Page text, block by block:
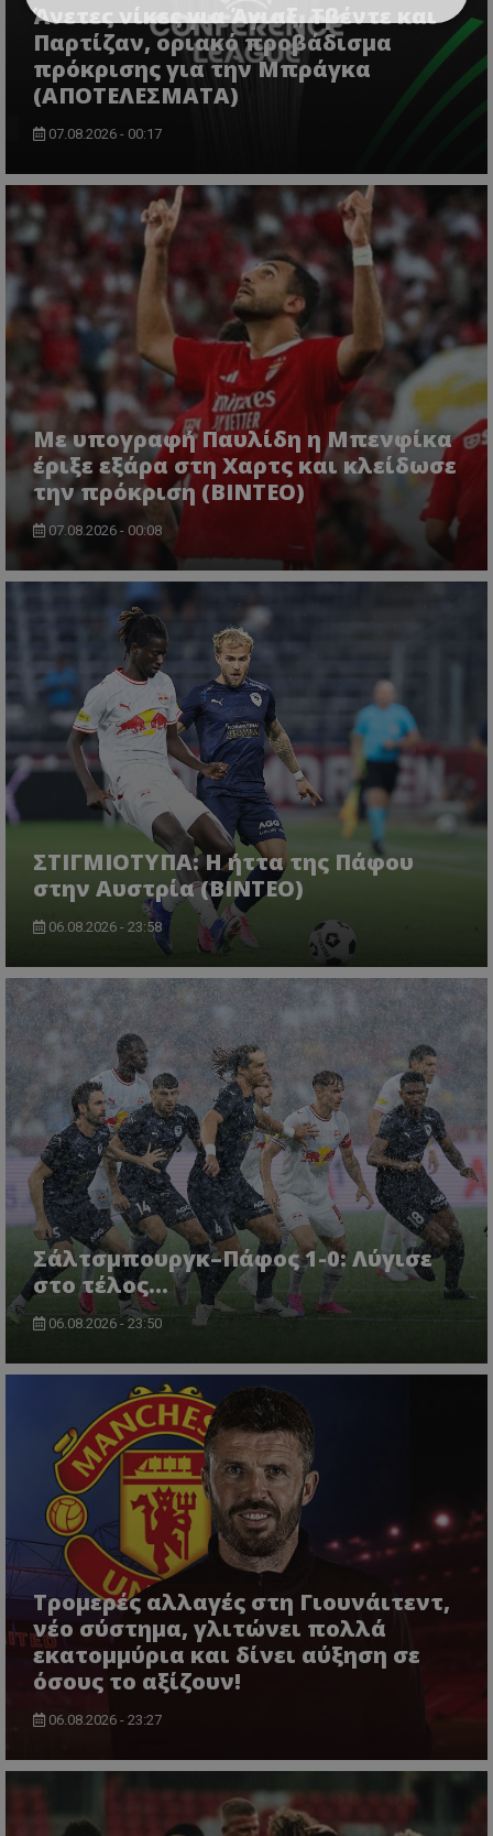
Άνετες νίκες για Άγιαξ, Τβέντε και
Παρτίζαν, οριακό προβάδισμα
πρόκρισης για την Μπράγκα
(ΑΠΟΤΕΛΕΣΜΑΤΑ)
07.08.2026 - 00:17
Με υπογραφή Παυλίδη η Μπενφίκα
έριξε εξάρα στη Χαρτς και κλείδωσε
την πρόκριση (ΒΙΝΤΕΟ)
07.08.2026 - 00:08
ΣΤΙΓΜΙΟΤΥΠΑ: Η ήττα της Πάφου
στην Αυστρία (ΒΙΝΤΕΟ)
06.08.2026 - 23:58
Σάλτσμπουργκ–Πάφος 1-0: Λύγισε
στο τέλος...
06.08.2026 - 23:50
Τρομερές αλλαγές στη Γιουνάιτεντ,
νέο σύστημα, γλιτώνει πολλά
εκατομμύρια και δίνει αύξηση σε
όσους το αξίζουν!
06.08.2026 - 23:27